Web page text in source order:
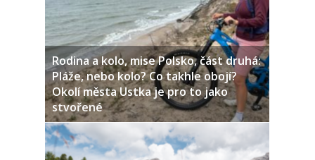
Rodina a kolo, mise Polsko, část druhá:
Pláže, nebo kolo? Co takhle obojí?
Okolí města Ustka je pro to jako
stvořené